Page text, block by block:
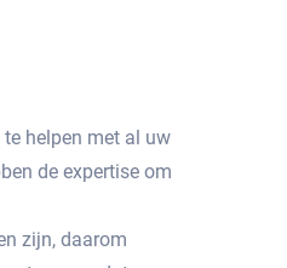
helpen met al uw
de expertise om
zijn, daarom